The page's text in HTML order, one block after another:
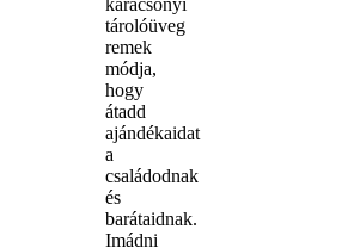
karácsonyi
tárolóüveg
remek
módja,
hogy
átadd
ajándékaidat
a
családodnak
és
barátaidnak.
Imádni